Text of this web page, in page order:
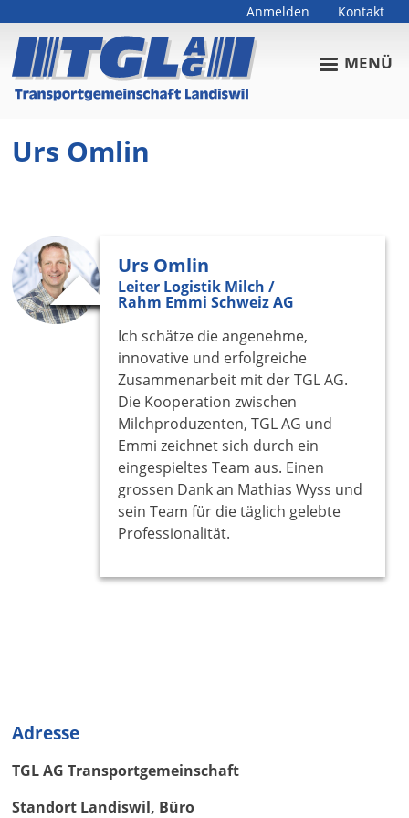
Benutzermenü
Anmelden Kontakt
MENÜ
Urs Omlin
▲Urs Omlin
Leiter Logistik Milch /
Rahm Emmi Schweiz AG
Ich schätze die angenehme,
innovative und erfolgreiche
Zusammenarbeit mit der TGL AG.
Die Kooperation zwischen
Milchproduzenten, TGL AG und
Emmi zeichnet sich durch ein
eingespieltes Team aus. Einen
grossen Dank an Mathias Wyss und
sein Team für die täglich gelebte
Professionalität.
Adresse
TGL AG Transportgemeinschaft
Standort Landiswil, Büro